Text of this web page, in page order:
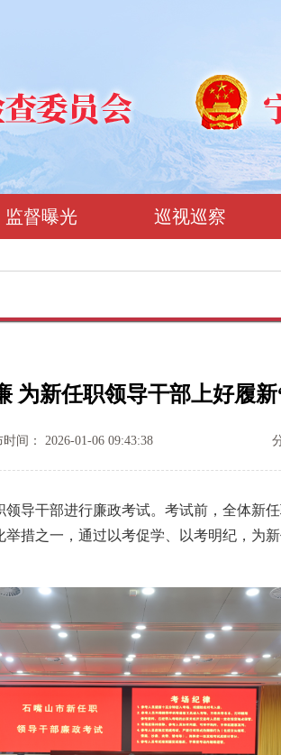
监督曝光 巡视巡察
为新任职领导干部上好履新
间： 2026-01-06 09:43:38
干部进行廉政考试。考试前，全体新
措之一，通过以考促学、以考明纪，为